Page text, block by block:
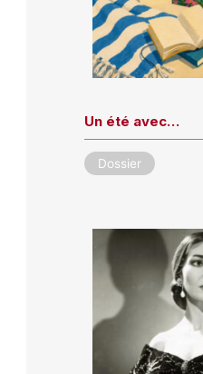
Un été avec…
Dossier